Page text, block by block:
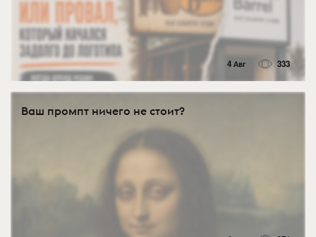
4 Авг 333
Ваш промпт ничего не стоит?